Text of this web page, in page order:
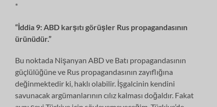
*
“İddia 9: ABD karşıtı görüşler Rus propagandasının
ürünüdür.”
Bu noktada Nişanyan ABD ve Batı propagandasının
güçlülüğüne ve Rus propagandasının zayıflığına
değinmektedir ki, haklı olabilir. İşgalcinin kendini
savunacak argümanlarının cılız kalması doğaldır. Fakat